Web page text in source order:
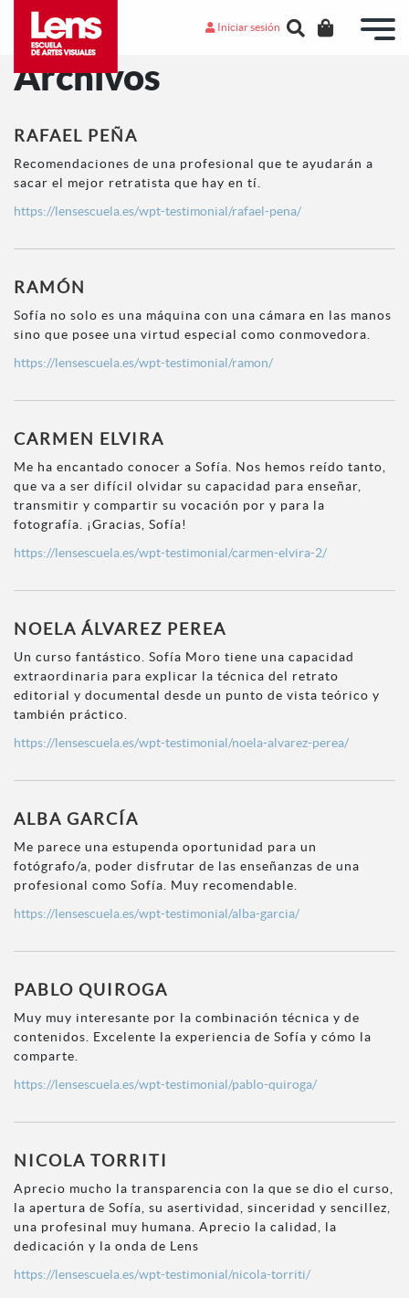
Iniciar sesión
Archivos
RAFAEL PEÑA
Recomendaciones de una profesional que te ayudarán a
sacar el mejor retratista que hay en tí.
https://lensescuela.es/wpt-testimonial/rafael-pena/
RAMÓN
Sofía no solo es una máquina con una cámara en las manos
sino que posee una virtud especial como conmovedora.
https://lensescuela.es/wpt-testimonial/ramon/
CARMEN ELVIRA
Me ha encantado conocer a Sofía. Nos hemos reído tanto,
que va a ser difícil olvidar su capacidad para enseñar,
transmitir y compartir su vocación por y para la
fotografía. ¡Gracias, Sofía!
https://lensescuela.es/wpt-testimonial/carmen-elvira-2/
NOELA ÁLVAREZ PEREA
Un curso fantástico. Sofía Moro tiene una capacidad
extraordinaria para explicar la técnica del retrato
editorial y documental desde un punto de vista teórico y
también práctico.
https://lensescuela.es/wpt-testimonial/noela-alvarez-perea/
ALBA GARCÍA
Me parece una estupenda oportunidad para un
fotógrafo/a, poder disfrutar de las enseñanzas de una
profesional como Sofía. Muy recomendable.
https://lensescuela.es/wpt-testimonial/alba-garcia/
PABLO QUIROGA
Muy muy interesante por la combinación técnica y de
contenidos. Excelente la experiencia de Sofía y cómo la
comparte.
https://lensescuela.es/wpt-testimonial/pablo-quiroga/
NICOLA TORRITI
Aprecio mucho la transparencia con la que se dio el curso,
la apertura de Sofía, su asertividad, sinceridad y sencillez,
una profesinal muy humana. Aprecio la calidad, la
dedicación y la onda de Lens
https://lensescuela.es/wpt-testimonial/nicola-torriti/